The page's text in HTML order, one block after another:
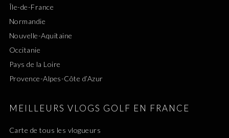
Île-de-France
Normandie
Nouvelle-Aquitaine
Occitanie
Pays de la Loire
Provence-Alpes-Côte d’Azur
MEILLEURS VLOGS GOLF EN FRANCE
Carte de tous les vlogueurs